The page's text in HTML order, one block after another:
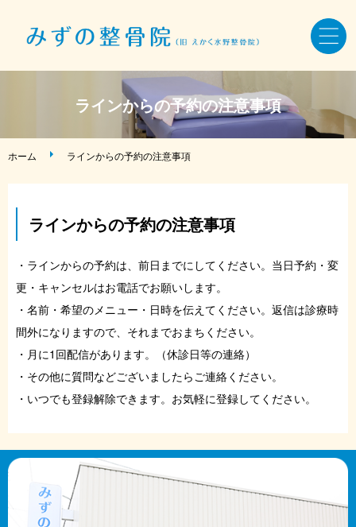
ホーム
骨盤・姿勢・全身矯正
AKA療法・筋バランス調整法
症状・お悩み別メニュー
施術料金・当院について
症例・お役立ちブログ
ラインからの予約の注意事項
ホーム ラインからの予約の注意事項
ラインからの予約の注意事項
・ラインからの予約は、前日までにしてください。当日予約・変
更・キャンセルはお電話でお願いします。
・名前・希望のメニュー・日時を伝えてください。返信は診療時
間外になりますので、それまでおまちください。
・月に1回配信があります。（休診日等の連絡）
・その他に質問などございましたらご連絡ください。
・いつでも登録解除できます。お気軽に登録してください。